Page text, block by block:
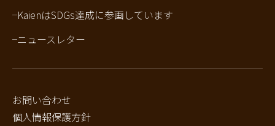
KaienはSDGs達成に参画しています
ニュースレター
お問い合わせ
個人情報保護方針